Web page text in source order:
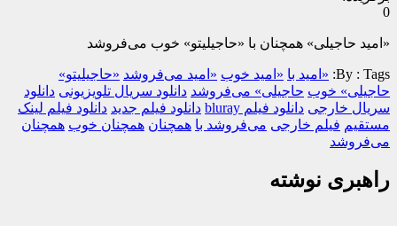
0
«امید حاجیلی» همچنان با «حاجیلیتو» خوب می‌فروشد
By : Tags: «امید با «امید خوب «امید می‌فروشد «حاجیلیتو»
حاجیلی» خوب حاجیلی» می‌فروشد دانلود سریال تلویزیونی دانلود
سریال خارجی دانلود فیلم bluray دانلود فیلم جدید دانلود فیلم لینک
مستقیم فیلم خارجی می‌فروشد با همچنان همچنان خوب همچنان
می‌فروشد
راهبری نوشته